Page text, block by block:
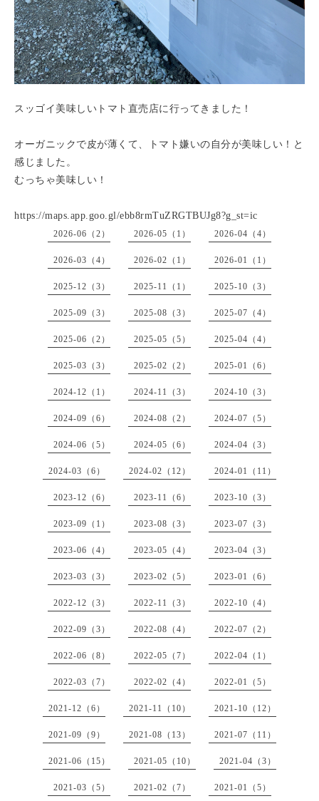
スッゴイ美味しいトマト直売店に行ってきました！
オーガニックで皮が薄くて、トマト嫌いの自分が美味しい！と
感じました。
むっちゃ美味しい！
https://maps.app.goo.gl/ebb8rmTuZRGTBUJg8?g_st=ic
2026-06（2） 2026-05（1） 2026-04（4）
2026-03（4） 2026-02（1） 2026-01（1）
2025-12（3） 2025-11（1） 2025-10（3）
2025-09（3） 2025-08（3） 2025-07（4）
2025-06（2） 2025-05（5） 2025-04（4）
2025-03（3） 2025-02（2） 2025-01（6）
2024-12（1） 2024-11（3） 2024-10（3）
2024-09（6） 2024-08（2） 2024-07（5）
2024-06（5） 2024-05（6） 2024-04（3）
2024-03（6） 2024-02（12） 2024-01（11）
2023-12（6） 2023-11（6） 2023-10（3）
2023-09（1） 2023-08（3） 2023-07（3）
2023-06（4） 2023-05（4） 2023-04（3）
2023-03（3） 2023-02（5） 2023-01（6）
2022-12（3） 2022-11（3） 2022-10（4）
2022-09（3） 2022-08（4） 2022-07（2）
2022-06（8） 2022-05（7） 2022-04（1）
2022-03（7） 2022-02（4） 2022-01（5）
2021-12（6） 2021-11（10） 2021-10（12）
2021-09（9） 2021-08（13） 2021-07（11）
2021-06（15） 2021-05（10） 2021-04（3）
2021-03（5） 2021-02（7） 2021-01（5）